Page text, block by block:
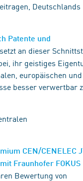
Deutschlands
Patente und
an dieser
ihr geistiges
europäischen und
besser verwertbar
CEN/CENELEC
Fraunhofer FOKUS
Bewertung von